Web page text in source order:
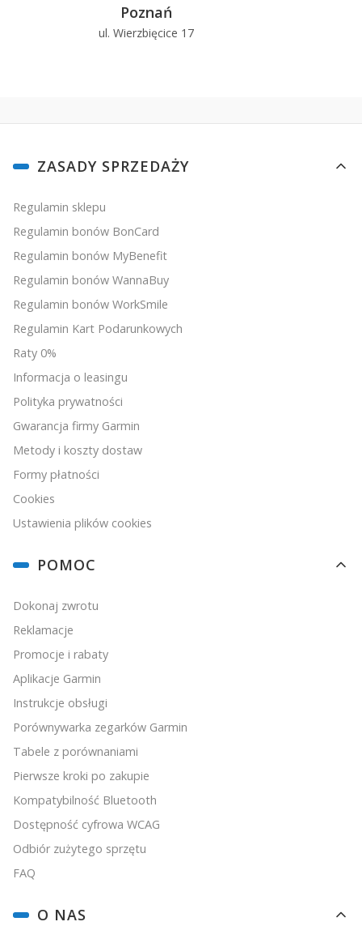
Poznań
ul. Wierzbięcice 17
Linki w stopce
ZASADY SPRZEDAŻY
Regulamin sklepu
Regulamin bonów BonCard
Regulamin bonów MyBenefit
Regulamin bonów WannaBuy
Regulamin bonów WorkSmile
Regulamin Kart Podarunkowych
Raty 0%
Informacja o leasingu
Polityka prywatności
Gwarancja firmy Garmin
Metody i koszty dostaw
Formy płatności
Cookies
Ustawienia plików cookies
POMOC
Dokonaj zwrotu
Reklamacje
Promocje i rabaty
Aplikacje Garmin
Instrukcje obsługi
Porównywarka zegarków Garmin
Tabele z porównaniami
Pierwsze kroki po zakupie
Kompatybilność Bluetooth
Dostępność cyfrowa WCAG
Odbiór zużytego sprzętu
FAQ
O NAS